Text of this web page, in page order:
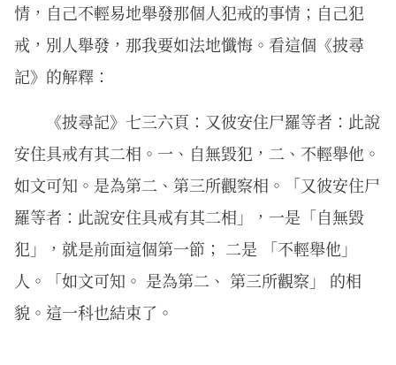
情，自己不輕易地舉發那個人犯戒的事情；自己犯
戒，別人舉發，那我要如法地懺悔。看這個《披尋
記》的解釋：
《披尋記》七三六頁：又彼安住尸羅等者：此說
安住具戒有其二相。一、自無毀犯，二、不輕舉他。
如文可知。是為第二、第三所觀察相。「又彼安住尸
羅等者：此說安住具戒有其二相」，一是「自無毀
犯」，就是前面這個第一節； 二是 「不輕舉他」
人。「如文可知。 是為第二、 第三所觀察」 的相
貌。這一科也結束了。